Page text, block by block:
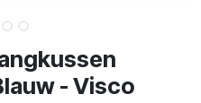
- Visco